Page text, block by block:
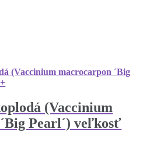
(Vaccinium
Pearl´) veľkosť